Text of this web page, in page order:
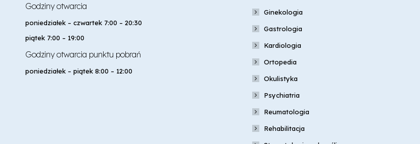
Godziny otwarcia
poniedziałek – czwartek 7:00 – 20:30
piątek 7:00 – 19:00
Godziny otwarcia punktu pobrań
poniedziałek – piątek 8:00 – 12:00
Ginekologia
Gastrologia
Kardiologia
Ortopedia
Okulistyka
Psychiatria
Reumatologia
Rehabilitacja